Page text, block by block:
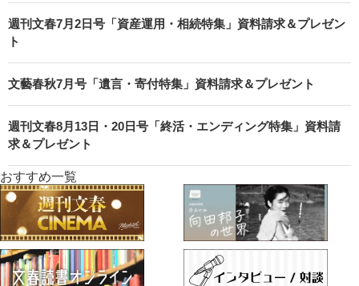
週刊文春7月2日号「資産運用・相続特集」資料請求＆プレゼン
ト
文藝春秋7月号「遺言・寄付特集」資料請求＆プレゼント
週刊文春8月13日・20日号「終活・エンディング特集」資料請
求＆プレゼント
おすすめ一覧